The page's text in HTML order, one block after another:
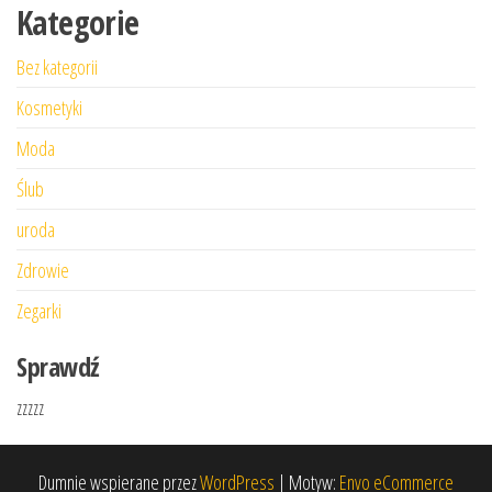
Kategorie
Bez kategorii
Kosmetyki
Moda
Ślub
uroda
Zdrowie
Zegarki
Sprawdź
zzzzz
Dumnie wspierane przezWordPress | Motyw: Envo eCommerce